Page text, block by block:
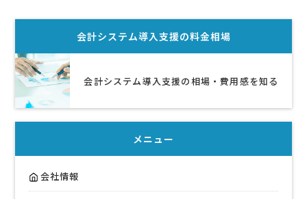
会計システム導入支援の料金相場
会計システム導入支援の相場・費用感を知る
メニュー
会社情報